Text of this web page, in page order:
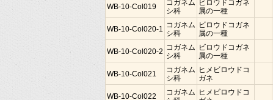
WB-10-Col019
コガネム
シ科
ビロウドコガネ
属の一種
WB-10-Col020-1 コガネム
シ科
ビロウドコガネ
属の一種
WB-10-Col020-2 コガネム
シ科
ビロウドコガネ
属の一種
WB-10-Col021
コガネム
シ科
ヒメビロウドコ
ガネ
WB-10-Col022
コガネム ヒメビロウドコ